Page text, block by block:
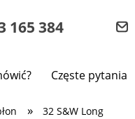
165 384
Częste pytania
» 32 S&W Long